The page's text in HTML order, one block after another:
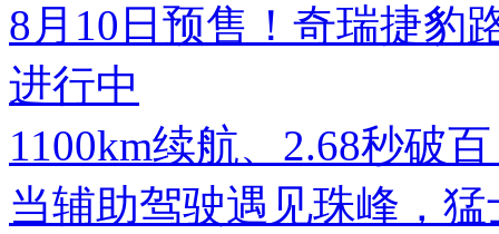
8月10日预售！奇瑞捷豹
进行中
1100km续航、2.68秒破
当辅助驾驶遇见珠峰，